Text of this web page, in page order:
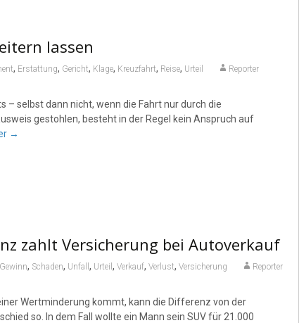
lassen
, Erstattung, Gericht, Klage, Kreuzfahrt, Reise, Urteil Reporter
selbst dann nicht, wenn die Fahrt nur durch die
gestohlen, besteht in der Regel kein Anspruch auf
→
zahlt Versicherung bei Autoverkauf
Gewinn, Schaden, Unfall , Urteil , Verkauf, Verlust, Versicherung Reporter
Wertminderung kommt, kann die Differenz von der
so. In dem Fall wollte ein Mann sein SUV für 21.000